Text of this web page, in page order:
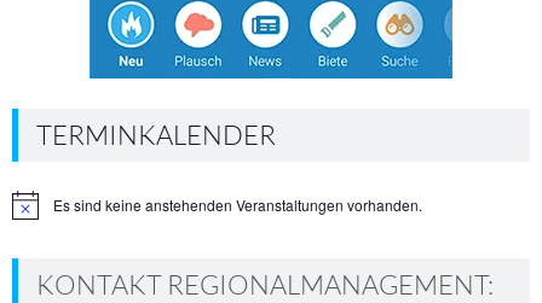
TERMINKALENDER
HinweisEs sind keine anstehenden Veranstaltungen vorhanden.
KONTAKT REGIONALMANAGEMENT: